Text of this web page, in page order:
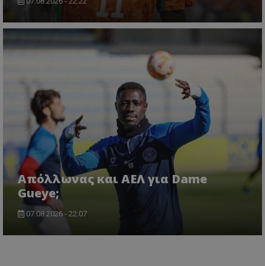
Απόλλωνας και ΑΕΛ για Dame
Gueye;
07.08.2026 - 22:07